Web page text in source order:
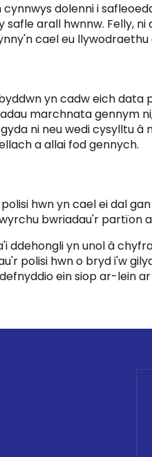
dolenni i
arall hwnnw. Felly,
cael eu
yn cadw eich data
marchnata gennym
ni neu wedi cysylltu
a allai fod gennych.
hwn yn cael ei dal
bwriadau'r partïon
ddehongli yn unol â
polisi hwn o bryd i'w
ein siop ar-lein